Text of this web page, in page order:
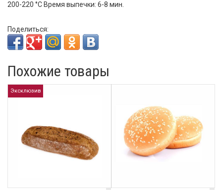
200-220 °С Время выпечки: 6-8 мин.
Поделиться:
Похожие товары
Эксклюзив